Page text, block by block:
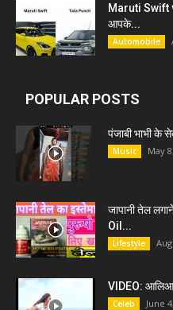
Maruti Swift
आपके...
Automobile
POPULAR POSTS
पंजाबी भाभी के
Music May
जापानी तेल
Oil...
Lifestyle
VIDEO:
Celeb June